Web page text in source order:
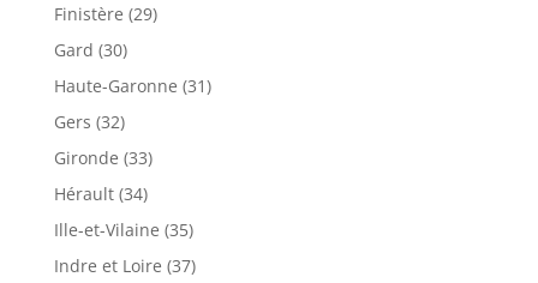
Finistère (29)
Gard (30)
Haute-Garonne (31)
Gers (32)
Gironde (33)
Hérault (34)
Ille-et-Vilaine (35)
Indre et Loire (37)